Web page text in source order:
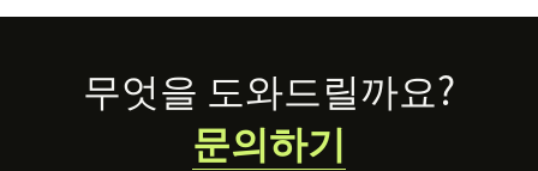
Footer무엇을 도와드릴까요?
문의하기